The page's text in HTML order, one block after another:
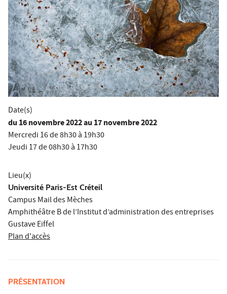
Date(s)
du 16 novembre 2022au 17 novembre 2022
Mercredi 16 de 8h30 à 19h30
Jeudi 17 de 08h30 à 17h30
Lieu(x)
Université Paris-Est Créteil
Campus Mail des Mèches
Amphithéâtre B de l’Institut d’administration des entreprises
Gustave Eiffel
Plan d'accès
PRÉSENTATION